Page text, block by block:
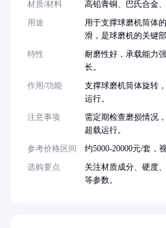
材质/材料
高铅青铜、巴氏合金
用途
用于支撑球磨机筒体
滑，是球磨机的关键部
特性
耐磨性好，承载能力
长。
作用/功能
支撑球磨机筒体旋转
运行。
注意事项
需定期检查磨损情况
超载运行。
参考价格区间
约5000-20000元/套，
选购要点
关注材质成分、硬度
等参数。